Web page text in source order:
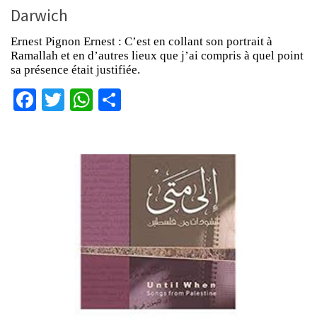
Darwich
Ernest Pignon Ernest : C’est en collant son portrait à
Ramallah et en d’autres lieux que j’ai compris à quel point
sa présence était justifiée.
Facebook
TwitterWhatsApp